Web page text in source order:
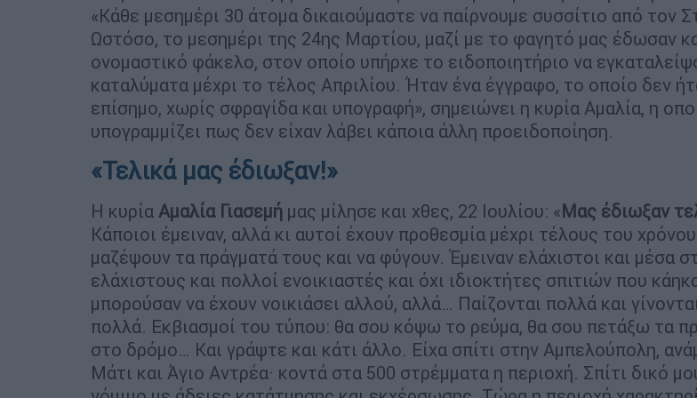
«Κάθε μεσημέρι 30 άτομα δικαιούμαστε να παίρνουμε συσσίτιο από τον
Ωστόσο, το μεσημέρι της 24ης Μαρτίου, μαζί με το φαγητό μας έδωσαν
ονομαστικό φάκελο, στον οποίο υπήρχε το ειδοποιητήριο να
καταλύματα μέχρι το τέλος Απριλίου. Ήταν ένα έγγραφο, το οποίο δεν
επίσημο, χωρίς σφραγίδα και υπογραφή», σημειώνει η κυρία Αμαλία, η
υπογραμμίζει πως δεν είχαν λάβει κάποια άλλη προειδοποίηση.
«Τελικά μας έδιωξαν!»
Η κυρία Αμαλία Γιασεμή μας μίλησε και χθες, 22 Ιουλίου: « Μας έδιωξαν
Κάποιοι έμειναν, αλλά κι αυτοί έχουν προθεσμία μέχρι τέλους του
μαζέψουν τα πράγματά τους και να φύγουν. Έμειναν ελάχιστοι και μέσα
ελάχιστους και πολλοί ενοικιαστές και όχι ιδιοκτήτες σπιτιών που
μπορούσαν να έχουν νοικιάσει αλλού, αλλά… Παίζονται πολλά και
πολλά. Εκβιασμοί του τύπου: θα σου κόψω το ρεύμα, θα σου πετάξω τα
στο δρόμο… Και γράψτε και κάτι άλλο. Είχα σπίτι στην Αμπελούπολη,
Μάτι και Άγιο Αντρέα· κοντά στα 500 στρέμματα η περιοχή. Σπίτι δικό